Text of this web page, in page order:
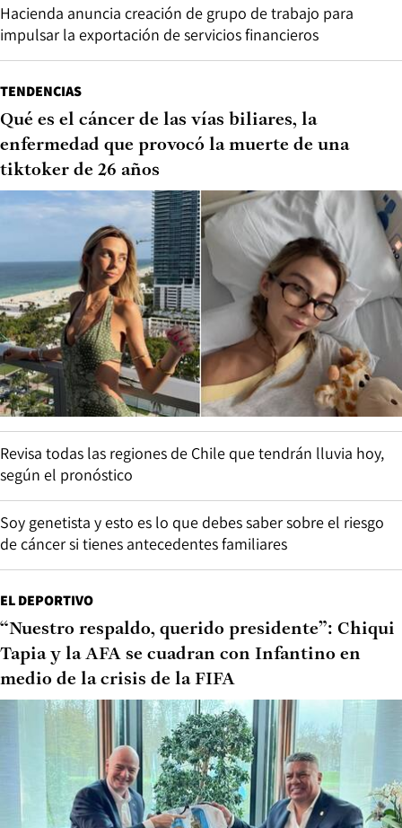
Hacienda anuncia creación de grupo de trabajo para
impulsar la exportación de servicios financieros
TENDENCIAS
Qué es el cáncer de las vías biliares, la
enfermedad que provocó la muerte de una
tiktoker de 26 años
Revisa todas las regiones de Chile que tendrán lluvia hoy,
según el pronóstico
Soy genetista y esto es lo que debes saber sobre el riesgo
de cáncer si tienes antecedentes familiares
EL DEPORTIVO
“Nuestro respaldo, querido presidente”: Chiqui
Tapia y la AFA se cuadran con Infantino en
medio de la crisis de la FIFA